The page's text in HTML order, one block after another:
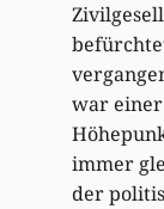
war
immer
der